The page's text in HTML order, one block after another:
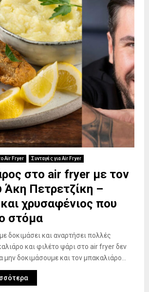
Air Fryer Συνταγές για Air Fryer
στο air fryer με τον
Άκη Πετρετζίκη –
χρυσαφένιος που
στόμα
δοκιμάσει και αναρτήσει πολλές
και φιλέτο ψάρι στο air fryer δεν
δοκιμάσουμε και τον μπακαλιάρο...